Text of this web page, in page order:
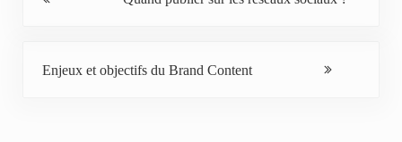
Enjeux et objectifs du Brand Content